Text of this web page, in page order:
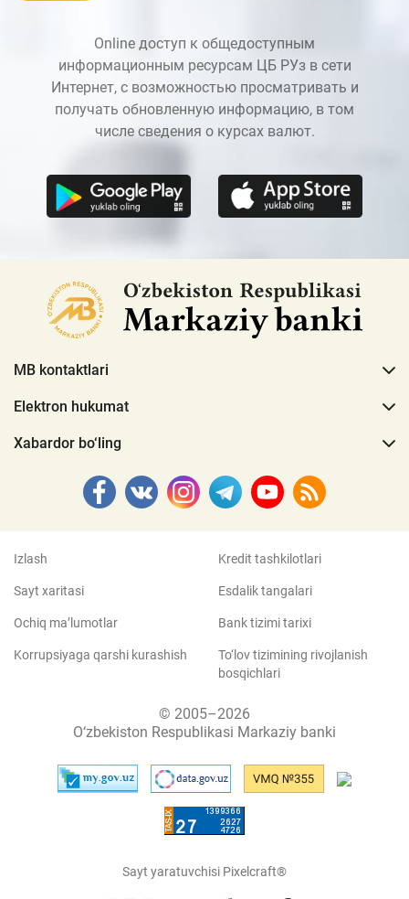
Online доступ к общедоступным
информационным ресурсам ЦБ РУз в сети
Интернет, с возможностью просматривать и
получать обновленную информацию, в том
числе сведения о курсах валют.
MB kontaktlari
Elektron hukumat
Xabardor bo‘ling
Izlash
Sayt xaritasi
Ochiq ma’lumotlar
Korrupsiyaga qarshi kurashish
Kredit tashkilotlari
Esdalik tangalari
Bank tizimi tarixi
To‘lov tizimining rivojlanish
bosqichlari
© 2005–2026
O‘zbekiston Respublikasi Markaziy banki
Sayt yaratuvchisi Pixelcraft®